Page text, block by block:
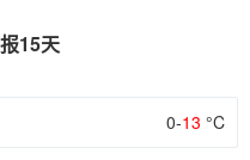
15天
0-13 °C